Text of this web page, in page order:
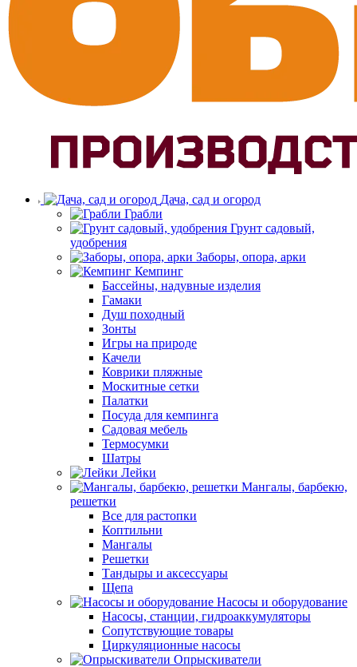
Дача, сад и огород
Грабли
Грунт садовый,
удобрения
Заборы, опора, арки
Кемпинг
Бассейны, надувные изделия
Гамаки
Душ походный
Зонты
Игры на природе
Качели
Коврики пляжные
Москитные сетки
Палатки
Посуда для кемпинга
Садовая мебель
Термосумки
Шатры
Лейки
Мангалы, барбекю,
решетки
Все для растопки
Коптильни
Мангалы
Решетки
Тандыры и аксессуары
Щепа
Насосы и оборудование
Насосы, станции, гидроаккумуляторы
Сопутствующие товары
Циркуляционные насосы
Опрыскиватели